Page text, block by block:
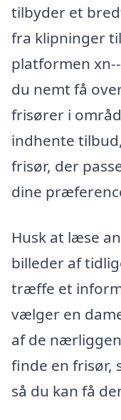
tilbyder et
fra klipninger
platformen
du nemt få
frisører i
indhente
frisør, der
dine
Husk at læse
billeder af
træffe et
vælger en
af de
finde en frisør,
så du kan få